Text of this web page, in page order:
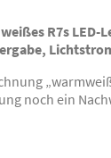
R7s
noch ein